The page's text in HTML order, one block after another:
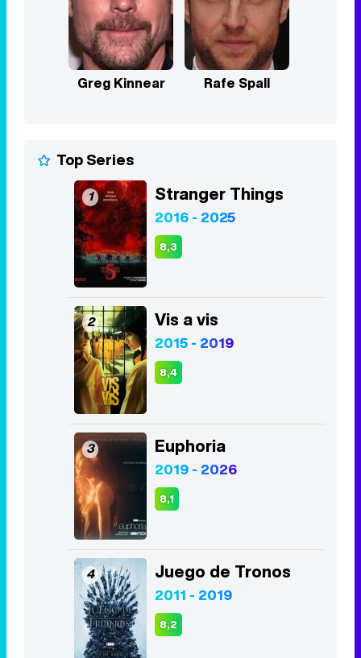
Greg Kinnear Rafe Spall
Top Series
1 Stranger Things
2016 - 2025
8,3
2 Vis a vis
2015 - 2019
8,4
3 Euphoria
2019 - 2026
8,1
4 Juego de Tronos
2011 - 2019
8,2